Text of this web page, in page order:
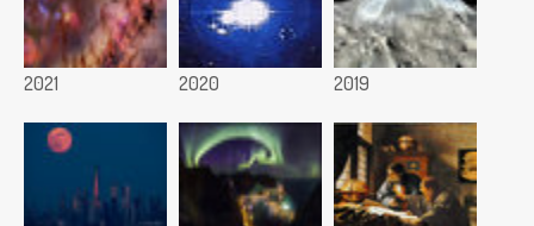
2021 2020 2019